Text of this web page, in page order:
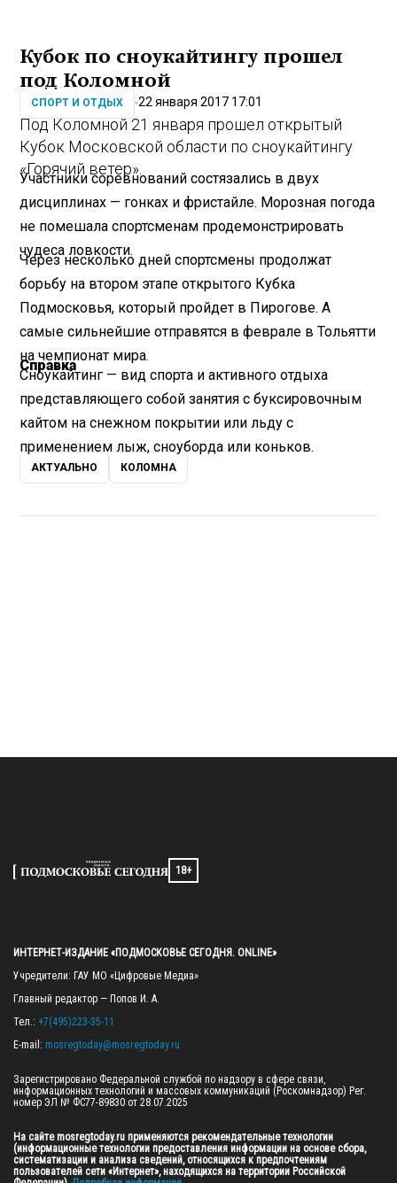
Кубок по сноукайтингу прошел
под Коломной
СПОРТ И ОТДЫХ 22 января 2017 17:01
Под Коломной 21 января прошел открытый
Кубок Московской области по сноукайтингу
«Горячий ветер».
Участники соревнований состязались в двух
дисциплинах — гонках и фристайле. Морозная погода
не помешала спортсменам продемонстрировать
чудеса ловкости.
Через несколько дней спортсмены продолжат
борьбу на втором этапе открытого Кубка
Подмосковья, который пройдет в Пирогове. А
самые сильнейшие отправятся в феврале в Тольятти
на чемпионат мира.
Справка
Сноукайтинг — вид спорта и активного отдыха
представляющего собой занятия с буксировочным
кайтом на снежном покрытии или льду с
применением лыж, сноуборда или коньков.
АКТУАЛЬНО КОЛОМНА
18+
ИНТЕРНЕТ-ИЗДАНИЕ «ПОДМОСКОВЬЕ СЕГОДНЯ. ONLINE»
Учредители: ГАУ МО «Цифровые Медиа»
Главный редактор — Попов И. А.
Тел.: +7(495)223-35-11
E-mail: mosregtoday@mosregtoday.ru
Зарегистрировано Федеральной службой по надзору в сфере связи,
информационных технологий и массовых коммуникаций (Роскомнадзор) Рег.
номер ЭЛ № ФС77-89830 от 28.07.2025
На сайте mosregtoday.ru применяются рекомендательные технологии
(информационные технологии предоставления информации на основе сбора,
систематизации и анализа сведений, относящихся к предпочтениям
пользователей сети «Интернет», находящихся на территории Российской